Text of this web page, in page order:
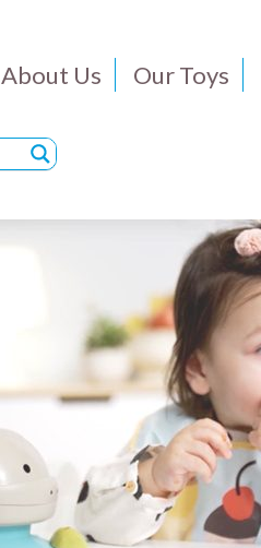
About Us Our Toys